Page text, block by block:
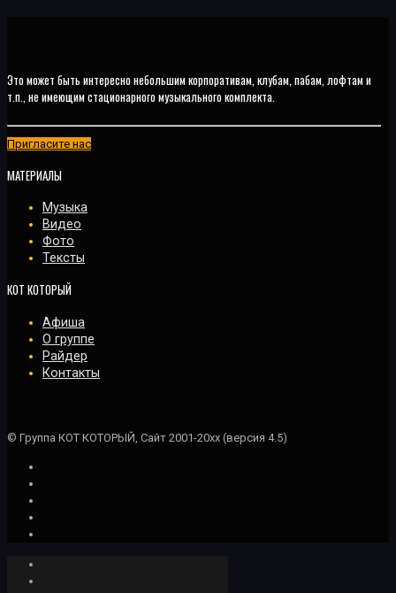
Это может быть интересно небольшим корпоративам, клубам, пабам, лофтам и
т.п., не имеющим стационарного музыкального комплекта.
Пригласите нас
МАТЕРИАЛЫ
Музыка
Видео
Фото
Тексты
КОТ КОТОРЫЙ
Афиша
О группе
Райдер
Контакты
© Группа КОТ КОТОРЫЙ, Сайт 2001-20xx (версия 4.5)